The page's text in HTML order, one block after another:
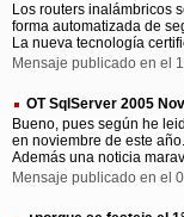
Los routers inalámbricos
forma automatizada de
La nueva tecnología
Mensaje publicado en el
OT SqlServer 2005
Bueno, pues según he
en noviembre de este
Además una noticia
Mensaje publicado en el